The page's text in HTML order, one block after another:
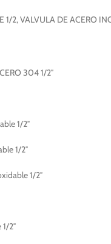
1/2,VALVULA DE ACERO
304 1/2″
1/2″
1/2″
1/2″
2″